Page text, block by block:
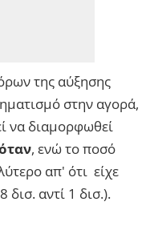
της αύξησης
στην αγορά,
να διαμορφωθεί
, ενώ το ποσό
απ' ότι είχε
δισ. αντί 1 δισ.).